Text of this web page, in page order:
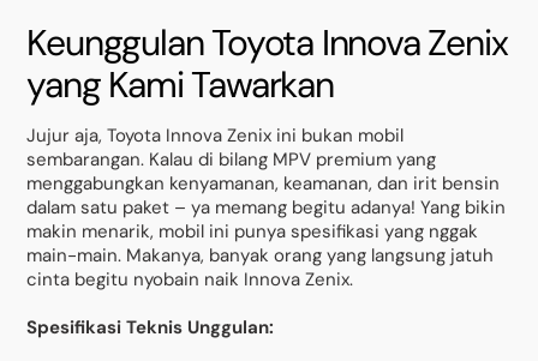
Keunggulan Toyota Innova Zenix
yang Kami Tawarkan
Jujur aja, Toyota Innova Zenix ini bukan mobil
sembarangan. Kalau di bilang MPV premium yang
menggabungkan kenyamanan, keamanan, dan irit bensin
dalam satu paket – ya memang begitu adanya! Yang bikin
makin menarik, mobil ini punya spesifikasi yang nggak
main-main. Makanya, banyak orang yang langsung jatuh
cinta begitu nyobain naik Innova Zenix.
Spesifikasi Teknis Unggulan: